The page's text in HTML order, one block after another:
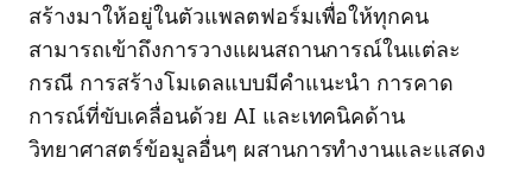
สร้างมาให้อยู่ในตัวแพลตฟอร์มเพื่อให้ทุกคน
สามารถเข้าถึงการวางแผนสถานการณ์ในแต่ละ
กรณี การสร้างโมเดลแบบมีคำแนะนำ การคาด
การณ์ที่ขับเคลื่อนด้วย AI และเทคนิคด้าน
วิทยาศาสตร์ข้อมูลอื่นๆ ผสานการทำงานและแสดง